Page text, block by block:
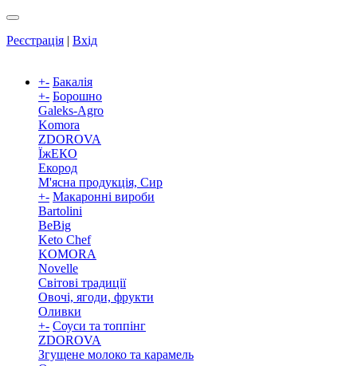
Реєстрація | Вхід
+- Бакалія
+- Борошно
Galeks-Agro
Komora
ZDOROVA
ЇжЕКО
Екород
М'ясна продукція, Сир
+- Макаронні вироби
Bartolini
BeBig
Keto Chef
KOMORA
Novelle
Світові традиції
Овочі, ягоди, фрукти
Оливки
+- Соуси та топпінг
ZDOROVA
Згущене молоко та карамель